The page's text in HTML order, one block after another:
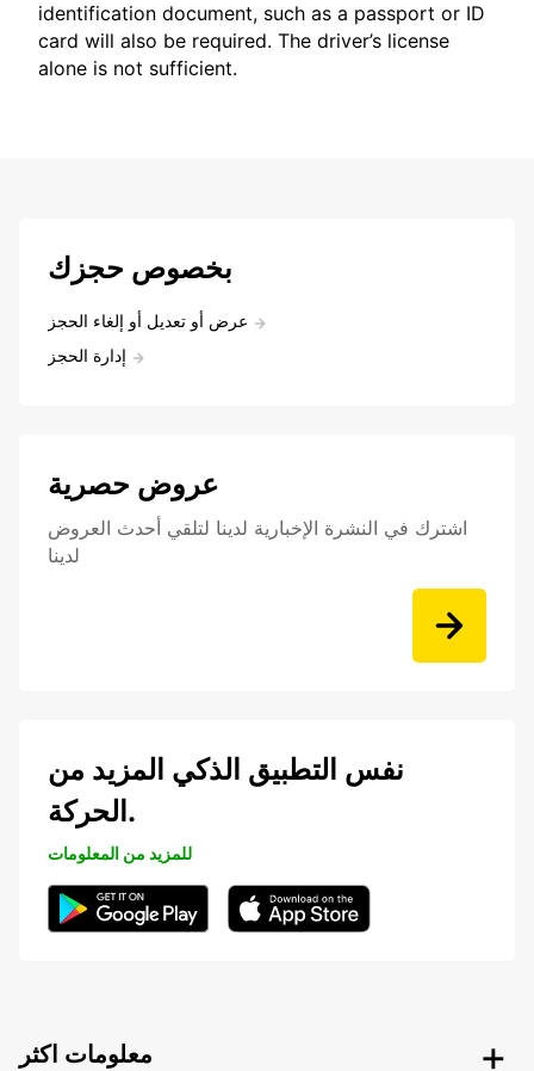
identification document, such as a passport or ID
card will also be required. The driver’s license
alone is not sufficient.
بخصوص حجزك
عرض أو تعديل أو إلغاء الحجز
إدارة الحجز
عروض حصرية
اشترك في النشرة الإخبارية لدينا لتلقي أحدث العروض
لدينا
نفس التطبيق الذكي المزيد من
الحركة.
للمزيد من المعلومات
معلومات اكثر